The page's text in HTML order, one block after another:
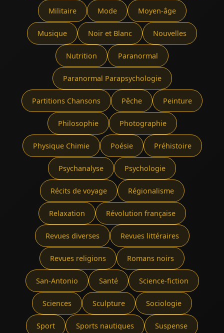
Militaire Mode Moyen-âge
Musique Noir et Blanc Nouvelles
Nutrition Paranormal
Paranormal Parapsychologie
Partitions Chansons Pêche Peinture
Philosophie Photographie
Physique Chimie Poésie Préhistoire
Psychanalyse Psychologie
Récits de voyage Régionalisme
Relaxation Révolution française
Revues diverses Revues littéraires
Revues religions Romans noirs
San-Antonio Santé Science-fiction
Sciences Sculpture Sociologie
Sport Sports nautiques Suspense